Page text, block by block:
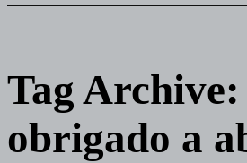
Tag Archive:
obrigado a